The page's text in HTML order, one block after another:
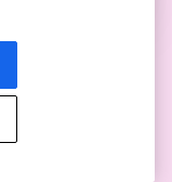
、同意したものとみなさ
れます。